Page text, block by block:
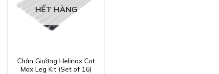
HẾT HÀNG
Chân Giường Helinox Cot
Max Leg Kit (Set of 16)